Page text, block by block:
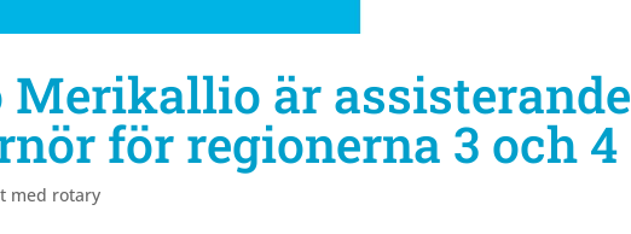
Merikallio är assisterande
för regionerna 3 och 4
med rotary